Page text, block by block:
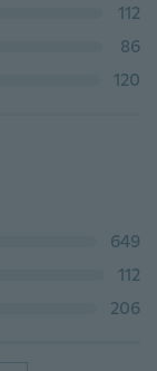
112
86
120
649
112
206